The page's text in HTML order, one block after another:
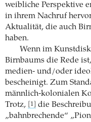
weibliche Perspektive
in ihrem Nachruf
Aktualität, die auch
haben.
Wenn im
Birnbaums die Rede
medien- und/oder
bescheinigt. Zum
männlich-kolonialen
Trotz,
[1]
die
„bahnbrechende“